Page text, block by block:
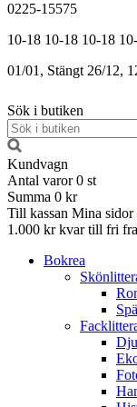
0225-15575
10-18 10-18 10-18
01/01, Stängt 26/12,
Sök i butiken
Kundvagn
Antal varor 0 st
Summa 0 kr
Till kassan Mina sidor
1.000 kr kvar till fri
Bokrea